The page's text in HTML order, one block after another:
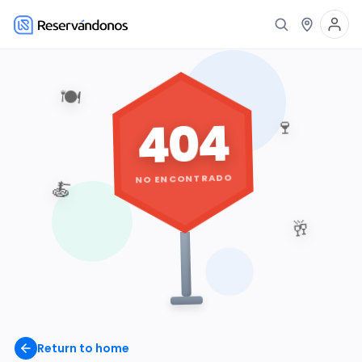
Return to home
🍽️
🍷
🥂
🍝
404
NO ENCONTRADO